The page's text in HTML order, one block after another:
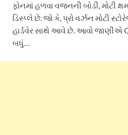
ફોનમાં હળવા વજનની બોડી, મોટી
ડિસ્પ્લે છે. જો કે, પ્રો વર્ઝન મોટી
હાર્ડવેર સાથે આવે છે. આવો જાણીએ
બધું…